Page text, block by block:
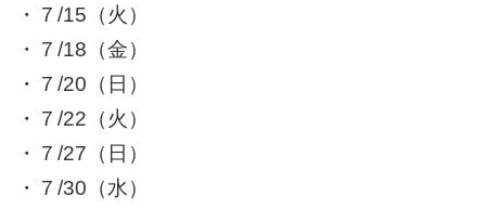
・７/15（火）
・７/18（金）
・７/20（日）
・７/22（火）
・７/27（日）
・７/30（水）